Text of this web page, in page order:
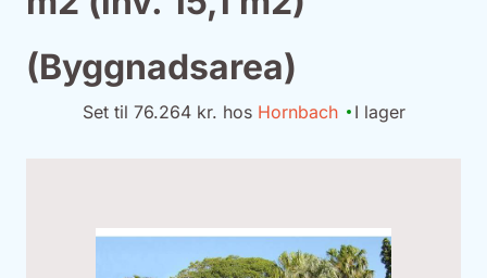
(Byggnadsarea)
Set til 76.264 kr. hos Hornbach I lager